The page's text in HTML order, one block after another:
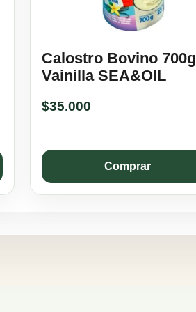
Calostro Bovino 700g
Vainilla SEA&OIL
$35.000
Comprar